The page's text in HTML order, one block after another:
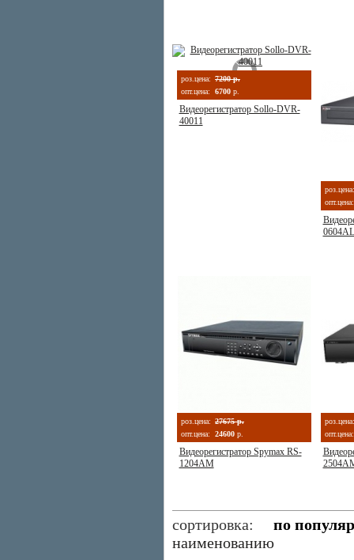
роз.цена: 7200 р.
опт.цена:
6700 р.
Видеорегистратор Sollo-DVR-
40011
роз.цена:
опт.цена:
0604AL
роз.цена: 27675 р.
опт.цена:
24600 р.
Видеорегистратор Spymax RS-
1204AM
роз.цена:
опт.цена:
сортировка: по
наименованию